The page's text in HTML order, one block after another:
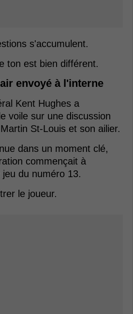
s'accumulent.
ton est bien différent.
envoyé à l'interne
Kent Hughes a
voile sur une discussion
St-Louis et son ailier.
dans un moment clé,
commençait à
du numéro 13.
le joueur.